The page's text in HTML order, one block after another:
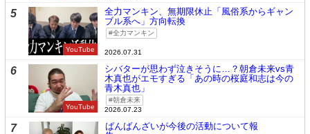
5
YouTube
全力マンキン、無期限休止「風俗系からギャン
ブル系へ」方向転換
全力マンキン
2026.07.31
6
YouTube
シバターが思わず泣きそうに…？朝倉未来vs青
木真也がエモすぎる「あの時の桜庭和志は今の
青木真也」
朝倉未来
2026.07.23
7
ばんばんざいが今後の活動について報